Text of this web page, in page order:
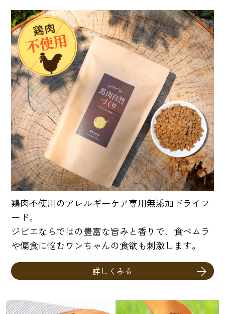
鶏肉不使用のアレルギーケア専用無添加ドライフ
ード。
ジビエならではの豊富な旨みと香りで、食べムラ
や偏食に悩むワンちゃんの食欲も刺激します。
詳しくみる